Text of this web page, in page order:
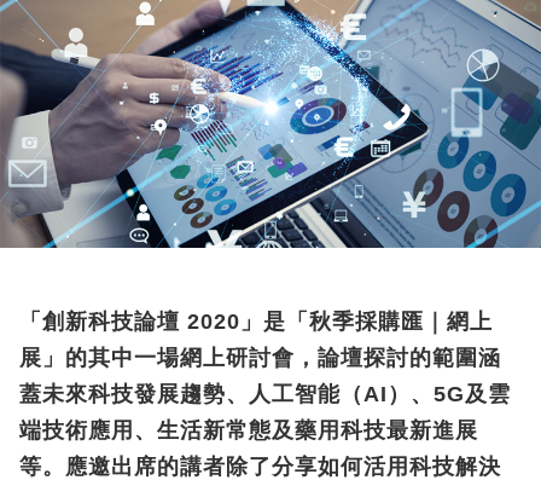
「創新科技論壇 2020」是「秋季採購匯｜網上
展」的其中一場網上研討會，論壇探討的範圍涵
蓋未來科技發展趨勢、人工智能（AI）、5G及雲
端技術應用、生活新常態及藥用科技最新進展
等。應邀出席的講者除了分享如何活用科技解決